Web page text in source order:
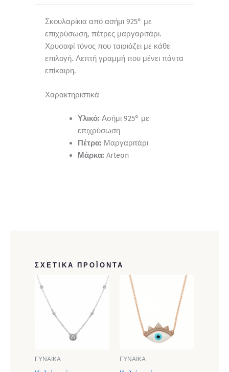
Σκουλαρίκια από ασήμι 925° με
επιχρύσωση, πέτρες μαργαριτάρι.
Χρυσαφί τόνος που ταιριάζει με κάθε
επιλογή. Λεπτή γραμμή που μένει πάντα
επίκαιρη.
Χαρακτηριστικά
Υλικό: Ασήμι 925° με
επιχρύσωση
Πέτρα: Μαργαριτάρι
Μάρκα: Arteon
ΣΧΕΤΙΚΆ ΠΡΟΪΌΝΤΑ
ΓΥΝΑΙΚΑ ΓΥΝΑΙΚΑ